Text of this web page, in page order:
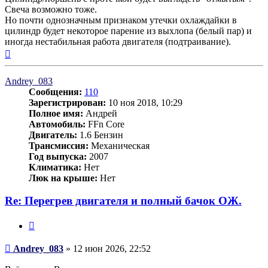
Свеча возможно тоже.
Но почти однозначным признаком утечки охлаждайки в
цилиндр будет некоторое парение из выхлопа (белый пар) и
иногда нестабильная работа двигателя (подтраивание).
Andrey_083
Сообщения: 110
Зарегистрирован: 10 ноя 2018, 10:29
Полное имя: Андрей
Автомобиль: FFn Core
Двигатель: 1.6 Бензин
Трансмиссия: Механическая
Год выпуска: 2007
Климатика: Нет
Люк на крыше: Нет
Re: Перегрев двигателя и полный бачок ОЖ.
Сообщение
Andrey_083 » 12 июн 2026, 22:52